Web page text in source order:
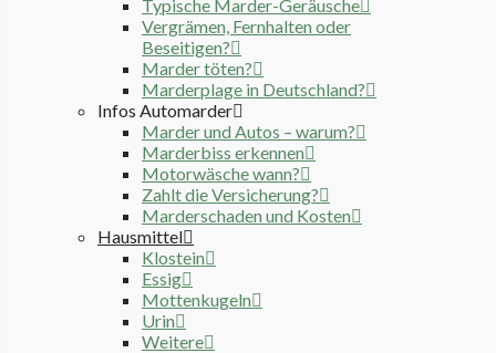
Typische Marder-Geräusche
Vergrämen, Fernhalten oder
Beseitigen?
Marder töten?
Marderplage in Deutschland?
Infos Automarder
Marder und Autos – warum?
Marderbiss erkennen
Motorwäsche wann?
Zahlt die Versicherung?
Marderschaden und Kosten
Hausmittel
Klostein
Essig
Mottenkugeln
Urin
Weitere